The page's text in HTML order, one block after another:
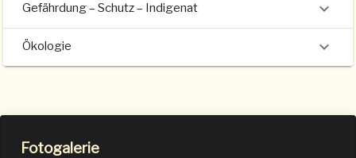
Gefährdung – Schutz – Indigenat
Ökologie
Fotogalerie